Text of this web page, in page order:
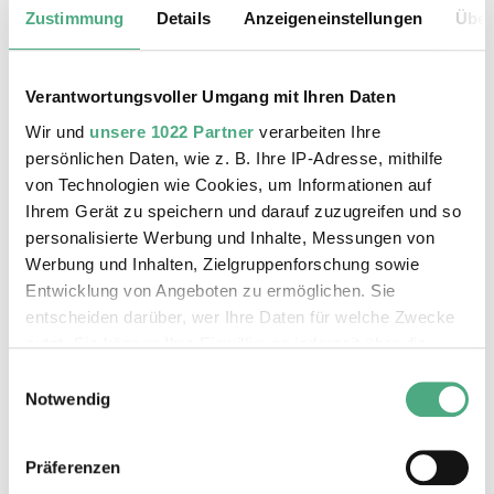
Zustimmung Details Anzeigeneinstellungen
Verantwortungsvoller Umgang mit Ihren Daten
Wir und unsere 1022 Partner verarbeiten Ihre
persönlichen Daten, wie z. B. Ihre IP-Adresse, mithilfe
von Technologien wie Cookies, um Informationen auf
Ihrem Gerät zu speichern und darauf zuzugreifen und so
personalisierte Werbung und Inhalte, Messungen von
Werbung und Inhalten, Zielgruppenforschung sowie
Entwicklung von Angeboten zu ermöglichen. Sie
entscheiden darüber, wer Ihre Daten für welche Zwecke
nutzt. Sie können Ihre Einwilligung jederzeit über die
Trigger Symbol ändern oder widerrufen
Informationen über Ihre geografische Lage erfassen,
Notwendig
Präferenzen
Erwachsene | Montag - Freitag
3 €
gesetzlichen Feiertagen 5 €
Kinder und Jugendliche bis einschl. 18
Jahre Teilnahme frei
gültig ab 1. Oktober 2024
Max. 30 Personen.
Auf dieser Seite werden nur die
durch das Weltkulturerbe Völklinger
angezeigt.